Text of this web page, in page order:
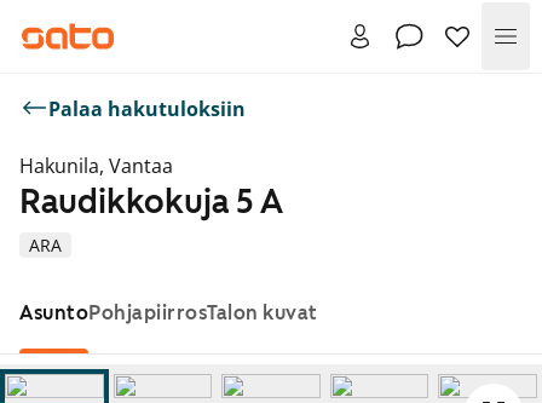
Palaa hakutuloksiin
Hakunila, Vantaa
ARA
Raudikkokuja 5 A
AsuntoPohjapiirrosTalon kuvat